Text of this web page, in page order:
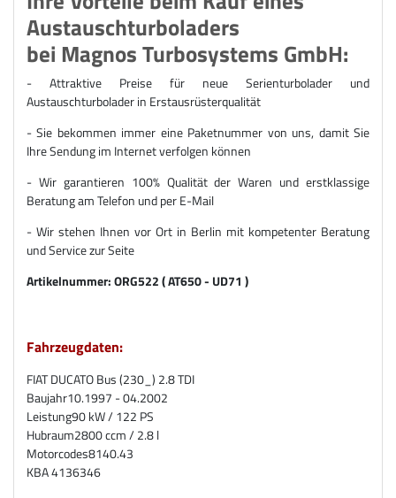
Austauschturboladers
bei Magnos Turbosystems GmbH:
- Attraktive Preise für neue Serienturbolader und
Austauschturboladerin Erstausrüsterqualität
- Sie bekommen immer eine Paketnummer von uns, damit Sie
Ihre Sendung im Internet verfolgen können
- Wir garantieren 100% Qualität der Waren und erstklassige
Beratung am Telefon und per E-Mail
- Wir stehen Ihnen vor Ort in Berlin mit kompetenter Beratung
und Service zur Seite
Artikelnummer:ORG522 ( AT650 - UD71 )
Fahrzeugdaten:
FIAT DUCATO Bus (230_) 2.8 TDI
Baujahr10.1997 - 04.2002
Leistung90 kW / 122 PS
Hubraum2800 ccm / 2.8 l
Motorcodes8140.43
KBA 4136346